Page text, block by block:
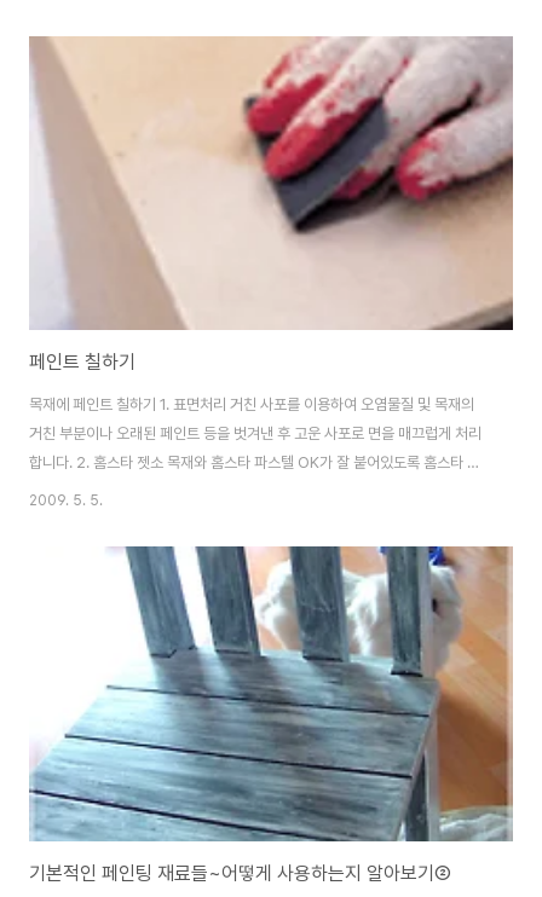
음식을 준비하기 어려울 때 간단히 에스랙 골드 및 실버 페인트로 단장한 음식
은 테이블 위에서 단연 눈에 띌 것이다. 출처: http://www.the-deli-
garage.com/shopware.php
페인트 칠하기
목재에 페인트 칠하기 1. 표면처리 거친 사포를 이용하여 오염물질 및 목재의
거친 부분이나 오래된 페인트 등을 벗겨낸 후 고운 사포로 면을 매끄럽게 처리
합니다. 2. 홈스타 젯소 목재와 홈스타 파스텔 OK가 잘 붙어있도록 홈스타 젯
소를 1회 도장합니다. 3. 홈스타 파스텔 OK 원하시는 색상으로 붓이나 로라로
적인 연출을 할 수 있습니다 콘크리트 내벽 칠하기 1. 문틀이나 창틀등을 마스
킹 테이프로 잘 붙입니다. 페인트 칠할 때에는 유의하여할 작업으로 페인트가
물건에 묻지 않도록 하는 작업 과정입니다. 2. 홈스타 파스텔 OK을 준비합니
다. 색상이 다양하게 나와 있으므로 별도의 조색이 필요없이 선택하여 사용하
2009. 5. 5.
기본적인 페인팅 재료들~어떻게 사용하는지 알아보기②